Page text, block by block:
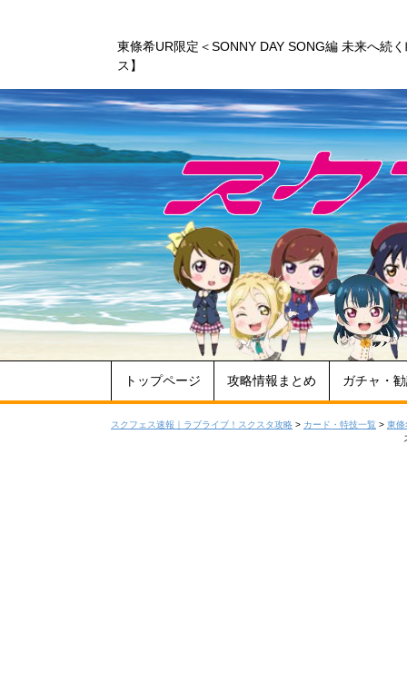
東條希UR限定＜SONNY DAY SONG編 未来へ続
ス】
トップページ 攻略情報まとめ ガチャ・
スクフェス速報｜ラブライブ！スクスタ攻略 > カード・特技一覧 > 東條